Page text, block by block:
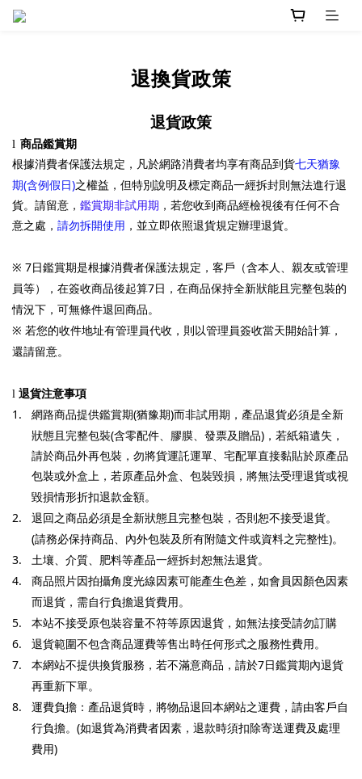
退換貨政策
退貨政策
l 商品鑑賞期
根據消費者保護法規定，凡於網路消費者均享有商品到貨七天猶豫
期(含例假日 )之權益，但特別說明及標定商品一經拆封則無法進行退
貨。請留意， 鑑賞期非試用期 ，若您收到商品經檢視後有任何不合
意之處， 請勿拆開使用 ，並立即依照退貨規定辦理退貨。
※ 7 日鑑賞期是根據消費者保護法規定，客戶（含本人、親友或管理
員等），在簽收商品後起算7 日，在商品保持全新狀能且完整包裝的
情況下，可無條件退回商品。
※ 若您的收件地址有管理員代收，則以管理員簽收當天開始計算，
還請留意。
l 退貨注意事項
1. 網路商品提供鑑賞期(猶豫期)而非試用期，產品退貨必須是全新
狀態且完整包裝(含零配件、膠膜、發票及贈品) ，若紙箱遺失，
請於商品外再包裝，勿將貨運託運單、宅配單直接黏貼於原產品
包裝或外盒上，若原產品外盒、包裝毀損，將無法受理退貨或視
毀損情形折扣退款金額。
2. 退回之商品必須是全新狀態且完整包裝，否則恕不接受退貨。
(請務必保持商品、內外包裝及所有附隨文件或資料之完整性)。
3. 土壤、介質、肥料等產品一經拆封恕無法退貨。
4.
商品照片因拍攝角度光線因素可能產生色差，如會員因顏色因素
而退貨，需自行負擔退貨費用。
5. 本站不接受原包裝容量不符等原因退貨，如無法接受請勿訂購
6. 退貨範圍不包含商品運費等售出時任何形式之服務性費用。
7. 本網站不提供換貨服務，若不滿意商品，請於7 日鑑賞期內退貨
再重新下單。
8.
運費負擔：產品退貨時，將物品退回本網站之運費，請由客戶自
行負擔。 (如退貨為消費者因素，退款時須扣除寄送運費及處理
費用)